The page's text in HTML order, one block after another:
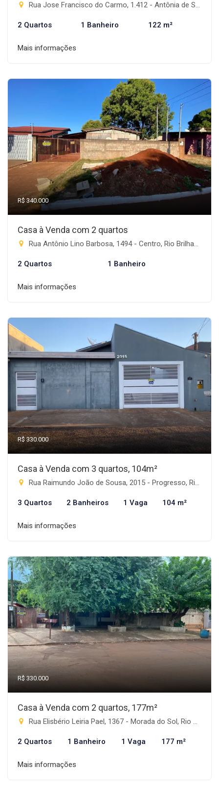
Rua Jose Francisco do Carmo, 1.412 - Antônia de Souza Barbosa, Rio Brilhante-MS
2 Quartos 1 Banheiro 122 m²
Mais informações
R$ 340.000
Casa à Venda com 2 quartos
Rua Antônio Lino Barbosa, 1494 - Centro, Rio Brilhante-MS
2 Quartos 1 Banheiro
Mais informações
R$ 330.000
Casa à Venda com 3 quartos, 104m²
Rua Raimundo João de Sousa, 2015 - Progresso, Rio Brilhante-MS
3 Quartos 2 Banheiros 1 Vaga 104 m²
Mais informações
R$ 330.000
Casa à Venda com 2 quartos, 177m²
Rua Elisbério Leiria Pael, 1367 - Morada do Sol, Rio Brilhante-MS
2 Quartos 1 Banheiro 1 Vaga 177 m²
Mais informações